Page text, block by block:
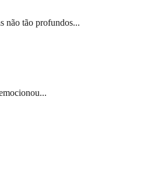
não tão profundos...